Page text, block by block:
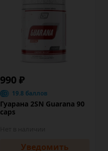
990 ₽
19.8 баллов
Гуарана 2SN Guarana 90
caps
Уведомить